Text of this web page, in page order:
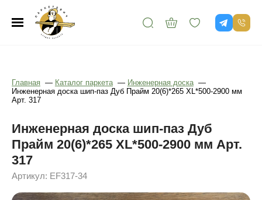
Главная — Каталог паркета — Инженерная доска —
Инженерная доска шип-паз Дуб Прайм 20(6)*265 XL*500-2900 мм
Арт. 317
Инженерная доска шип-паз Дуб
Прайм 20(6)*265 XL*500-2900 мм Арт.
317
Артикул: EF317-34